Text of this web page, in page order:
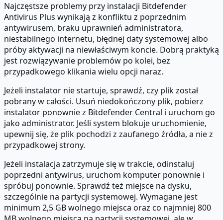
Najczęstsze problemy przy instalacji Bitdefender
Antivirus Plus wynikają z konfliktu z poprzednim
antywirusem, braku uprawnień administratora,
niestabilnego internetu, błędnej daty systemowej albo
próby aktywacji na niewłaściwym koncie. Dobrą praktyką
jest rozwiązywanie problemów po kolei, bez
przypadkowego klikania wielu opcji naraz.
Jeżeli instalator nie startuje, sprawdź, czy plik został
pobrany w całości. Usuń niedokończony plik, pobierz
instalator ponownie z Bitdefender Central i uruchom go
jako administrator. Jeśli system blokuje uruchomienie,
upewnij się, że plik pochodzi z zaufanego źródła, a nie z
przypadkowej strony.
Jeżeli instalacja zatrzymuje się w trakcie, odinstaluj
poprzedni antywirus, uruchom komputer ponownie i
spróbuj ponownie. Sprawdź też miejsce na dysku,
szczególnie na partycji systemowej. Wymagane jest
minimum 2,5 GB wolnego miejsca oraz co najmniej 800